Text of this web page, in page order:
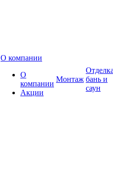
О компании
О
компании
Акции
Монтаж бань и
саун